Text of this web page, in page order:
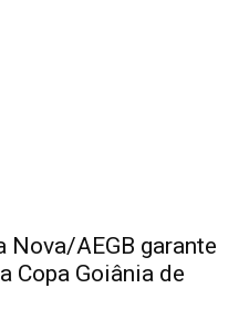
Nova/AEGB garante
Copa Goiânia de